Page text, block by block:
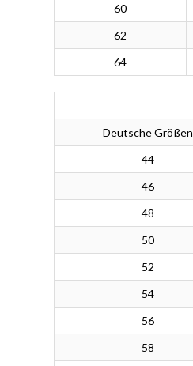
60
62
64
Deutsche Größen
44
46
48
50
52
54
56
58